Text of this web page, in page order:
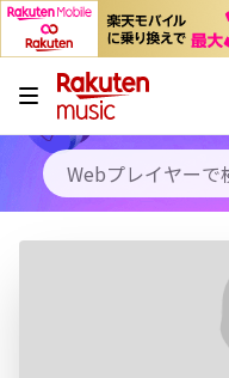
キャンペーン
料金プラン
使い方